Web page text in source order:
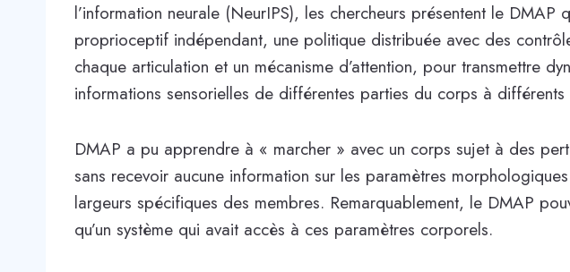
l’information neurale (NeurIPS), les chercheurs présentent le DMAP
proprioceptif indépendant, une politique distribuée avec des
chaque articulation et un mécanisme d’attention, pour transmettre
informations sensorielles de différentes parties du corps à
DMAP a pu apprendre à « marcher » avec un corps sujet à des
sans recevoir aucune information sur les paramètres
largeurs spécifiques des membres. Remarquablement, le DMAP
qu’un système qui avait accès à ces paramètres corporels.